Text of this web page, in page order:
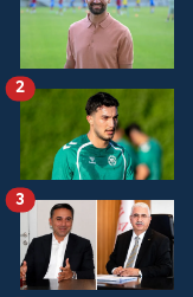
2
3